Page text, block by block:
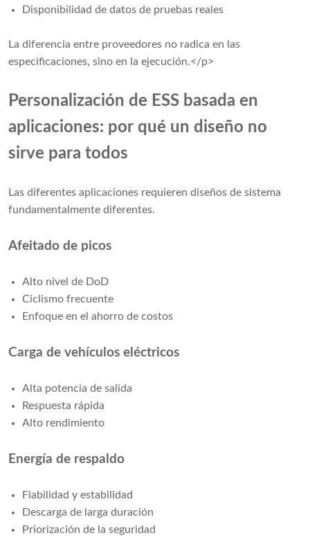
Disponibilidad de datos de pruebas reales
La diferencia entre proveedores no radica en las
especificaciones, sino en la ejecución.</p>
Personalización de ESS basada en
aplicaciones: por qué un diseño no
sirve para todos
Las diferentes aplicaciones requieren diseños de sistema
fundamentalmente diferentes.
Afeitado de picos
Alto nivel de DoD
Ciclismo frecuente
Enfoque en el ahorro de costos
Carga de vehículos eléctricos
Alta potencia de salida
Respuesta rápida
Alto rendimiento
Energía de respaldo
Fiabilidad y estabilidad
Descarga de larga duración
Priorización de la seguridad